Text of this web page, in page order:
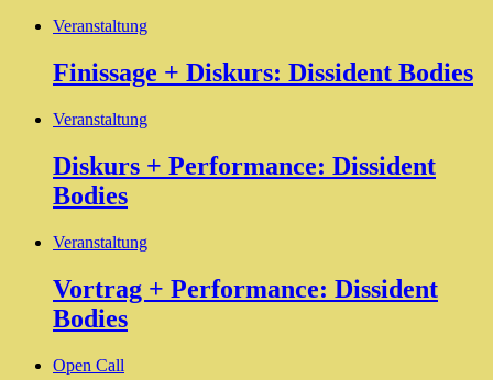
Veranstaltung
Finissage + Diskurs: Dissident Bodies
Veranstaltung
Diskurs + Performance: Dissident
Bodies
Veranstaltung
Vortrag + Performance: Dissident
Bodies
Open Call